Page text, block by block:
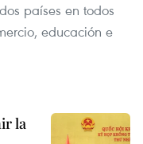
países en todos
educación e
la